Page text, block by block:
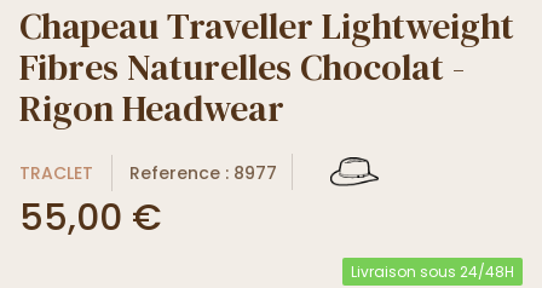
Chapeau Traveller Lightweight
Fibres Naturelles Chocolat -
Rigon Headwear
TRACLET Reference : 8977
55,00 €
Livraison sous 24/48H